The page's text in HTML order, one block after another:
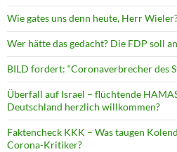
Wie gates uns denn heute, Herr
Wer hätte das gedacht? Die FDP soll
BILD fordert: “Coronaverbrecher des
Überfall auf Israel – flüchtende
Deutschland herzlich willkommen?
Faktencheck KKK – Was taugen
Corona-Kritiker?